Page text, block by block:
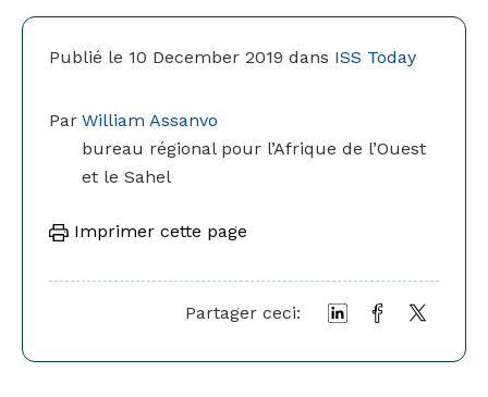
Publié le 10 December 2019 dans ISS Today
Par William Assanvo
bureau régional pour l’Afrique de l’Ouest
et le Sahel
Imprimer cette page
Partager ceci: